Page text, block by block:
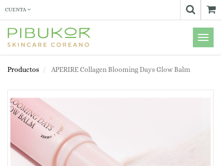
CUENTA
Menú
de
Productos
APERIRE Collagen Blooming Days Glow Balm